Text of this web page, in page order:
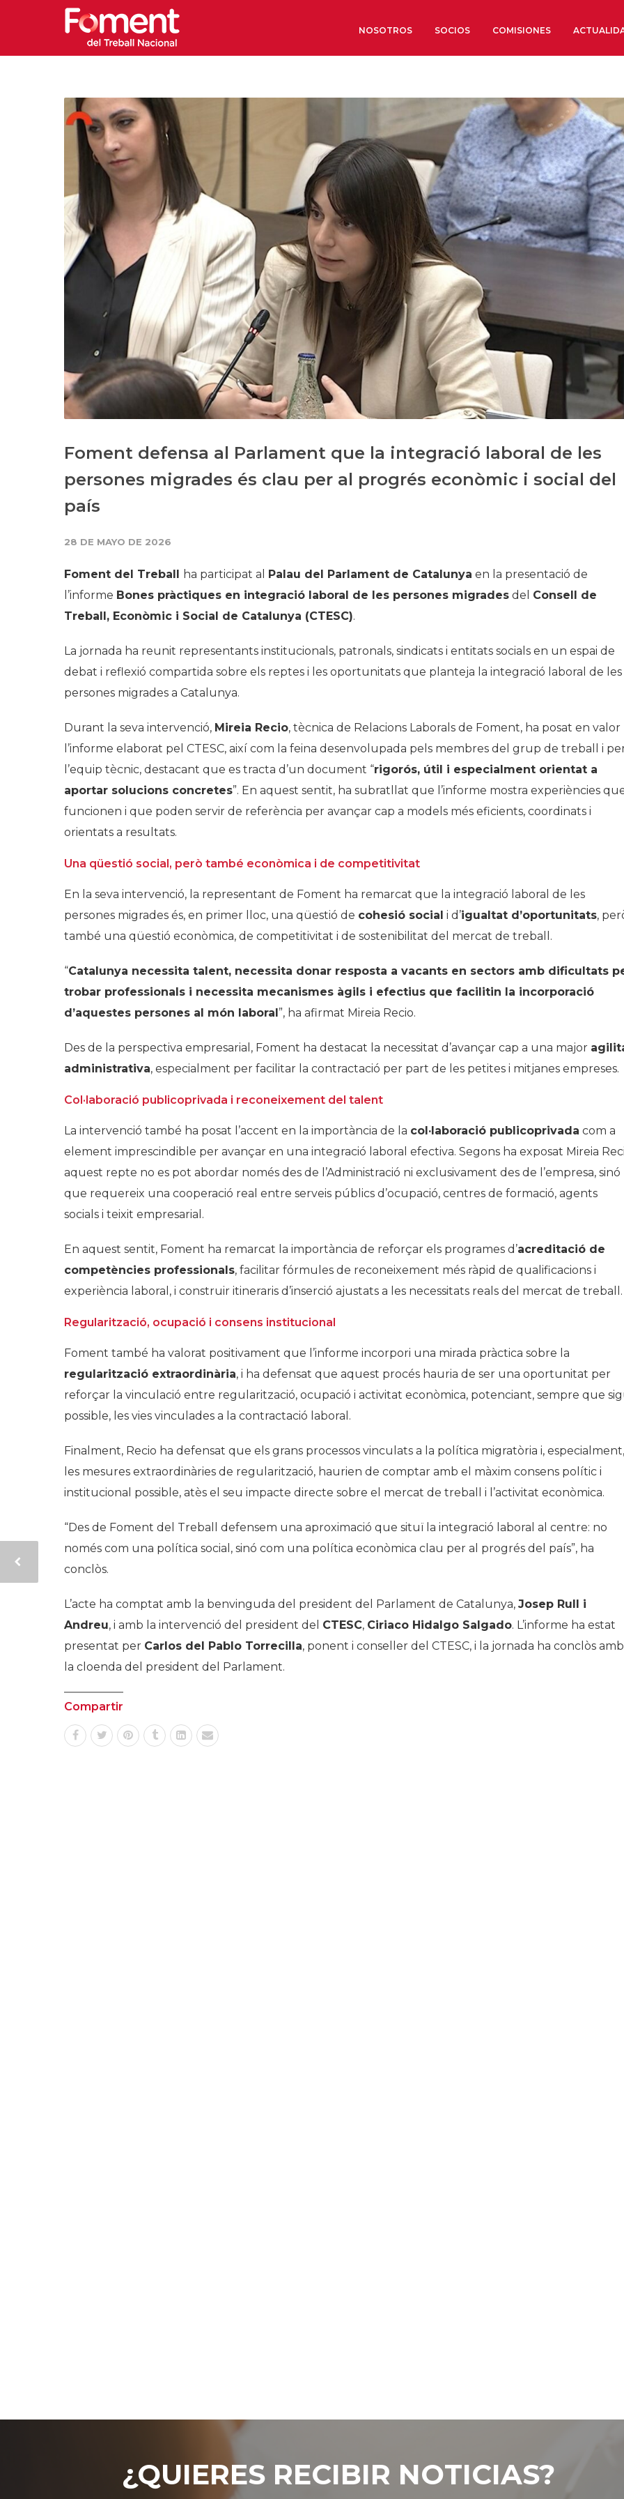
NOSOTROS
Órganos de Gobierno
Órganos Consultivos
Estructura Ejecutiva
Institut d’Estudis
Organizaciones sectoriales
Sociedad Barcelonesa de
Económicos y Sociales
Organizaciones
Historia
Galería de Presidentes
Biblioteca Archivo
Sede Social
SOCIOS COMISIONES
Foment defensa al Parlament que la integració laboral de les
persones migrades és clau per al progrés econòmic i social del
país
28 DE MAYO DE 2026
Foment del Treball ha participat al Palau del Parlament de Catalunya en la presentació de
l’informe Bones pràctiques en integració laboral de les persones migrades del Consell de
Treball, Econòmic i Social de Catalunya (CTESC).
La jornada ha reunit representants institucionals, patronals, sindicats i entitats socials en un espai de
debat i reflexió compartida sobre els reptes i les oportunitats que planteja la integració laboral de les
persones migrades a Catalunya.
Durant la seva intervenció, Mireia Recio, tècnica de Relacions Laborals de Foment, ha posat en valor
l’informe elaborat pel CTESC, així com la feina desenvolupada pels membres del grup de treball i
l’equip tècnic, destacant que es tracta d’un document “rigorós, útil i especialment orientat a
aportar solucions concretes”. En aquest sentit, ha subratllat que l’informe mostra experiències
funcionen i que poden servir de referència per avançar cap a models més eficients, coordinats i
orientats a resultats.
Una qüestió social, però també econòmica i de competitivitat
En la seva intervenció, la representant de Foment ha remarcat que la integració laboral de les
persones migrades és, en primer lloc, una qüestió de cohesió social i d’igualtat d’oportunitats,
també una qüestió econòmica, de competitivitat i de sostenibilitat del mercat de treball.
“Catalunya necessita talent, necessita donar resposta a vacants en sectors amb dificultats
trobar professionals i necessita mecanismes àgils i efectius que facilitin la incorporació
d’aquestes persones al món laboral”, ha afirmat Mireia Recio.
Des de la perspectiva empresarial, Foment ha destacat la necessitat d’avançar cap a una major
administrativa, especialment per facilitar la contractació per part de les petites i mitjanes empreses.
Col·laboració publicoprivada i reconeixement del talent
La intervenció també ha posat l’accent en la importància de la col·laboració publicoprivada com a
element imprescindible per avançar en una integració laboral efectiva. Segons ha exposat Mireia
aquest repte no es pot abordar només des de l’Administració ni exclusivament des de l’empresa, sinó
que requereix una cooperació real entre serveis públics d’ocupació, centres de formació, agents
socials i teixit empresarial.
En aquest sentit, Foment ha remarcat la importància de reforçar els programes d’acreditació de
competències professionals, facilitar fórmules de reconeixement més ràpid de qualificacions i
experiència laboral, i construir itineraris d’inserció ajustats a les necessitats reals del mercat de treball.
Regularització, ocupació i consens institucional
Foment també ha valorat positivament que l’informe incorpori una mirada pràctica sobre la
regularització extraordinària, i ha defensat que aquest procés hauria de ser una oportunitat per
reforçar la vinculació entre regularització, ocupació i activitat econòmica, potenciant, sempre que
possible, les vies vinculades a la contractació laboral.
Finalment, Recio ha defensat que els grans processos vinculats a la política migratòria i, especialment,
les mesures extraordinàries de regularització, haurien de comptar amb el màxim consens polític i
institucional possible, atès el seu impacte directe sobre el mercat de treball i l’activitat econòmica.
“Des de Foment del Treball defensem una aproximació que situï la integració laboral al centre: no
només com una política social, sinó com una política econòmica clau per al progrés del país”, ha
conclòs.
L’acte ha comptat amb la benvinguda del president del Parlament de Catalunya, Josep Rull i
Andreu, i amb la intervenció del president del CTESC, Ciriaco Hidalgo Salgado. L’informe ha estat
presentat per Carlos del Pablo Torrecilla, ponent i conseller del CTESC, i la jornada ha conclòs amb
la cloenda del president del Parlament.
Compartir
¿QUIERES RECIBIR NOTICIAS?